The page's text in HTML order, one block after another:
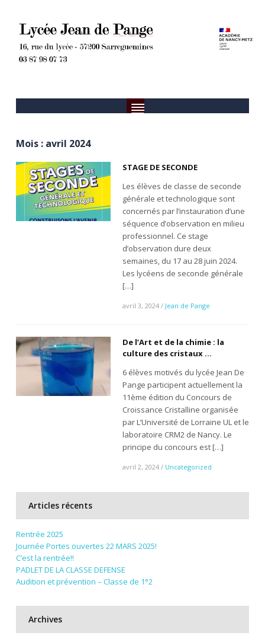
Mois : avril 2024
STAGE DE SECONDE
Les élèves de classe de seconde
générale et technologique sont
concernés par l’instauration d’une
séquence d’observation en milieu
professionnel. Ce stage
d’observation dure deux
semaines, du 17 au 28 juin 2024.
Les lycéens de seconde générale
[…]
avril 3, 2024/ Jean de Pange
De l’Art et de la chimie : la
culture des cristaux …
6 élèves motivés du lycée Jean De
Pange participent actuellement la
11ème édition du Concours de
Croissance Cristalline organisée
par L’Université de Lorraine UL et le
laboratoire CRM2 de Nancy. Le
principe du concours est […]
avril 2, 2024/ Uncategorized
Articles récents
Rentrée 2025
Journée Portes ouvertes 22 MARS 2025!
C’est la rentrée!!
PADLET DE LA CLASSE DEFENSE
Audition et prévention – Classe de 1°2
Archives